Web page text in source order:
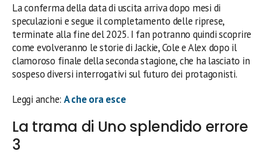
La conferma della data di uscita arriva dopo mesi di
speculazioni e segue il completamento delle riprese,
terminate alla fine del 2025. I fan potranno quindi scoprire
come evolveranno le storie di Jackie, Cole e Alex dopo il
clamoroso finale della seconda stagione, che ha lasciato in
sospeso diversi interrogativi sul futuro dei protagonisti.
Leggi anche: A che ora esce
La trama di Uno splendido errore
3